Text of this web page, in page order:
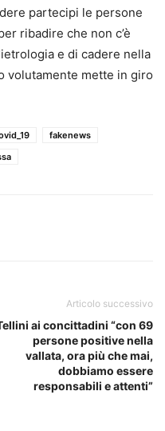
partecipi le persone
ribadire che non c’è
e di cadere nella
volutamente mette in giro
fakenews
Articolo successivo
ai concittadini “con 69
persone positive nella
vallata, ora più che mai,
dobbiamo essere
responsabili e attenti”